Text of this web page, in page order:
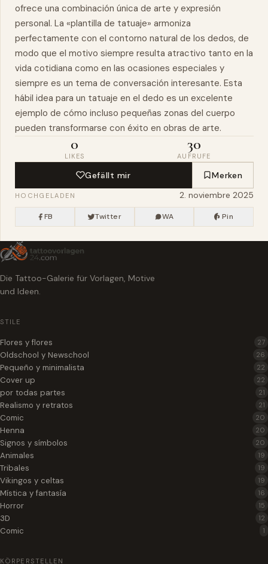
ofrece una combinación única de arte y expresión
personal. La «plantilla de tatuaje» armoniza
perfectamente con el contorno natural de los dedos, de
modo que el motivo siempre resulta atractivo tanto en la
vida cotidiana como en las ocasiones especiales y
siempre es un tema de conversación interesante. Esta
hábil idea para un tatuaje en el dedo es un excelente
ejemplo de cómo incluso pequeñas zonas del cuerpo
pueden transformarse con éxito en obras de arte.
0
LIKES
30
AUFRUFE
Gefällt mir Merken
HOCHGELADEN 2. noviembre 2025
FB Twitter WA Pin
Die Tattoo-Galerie für Vorlagen, Motive
und Ideen.
STILE
Flores y flores 27
Oldschool y Newschool 26
Pequeño y minimalista 22
Cover up 22
por todas partes 21
Realismo y retratos 21
Comic 20
Henna 20
Signos y símbolos 20
Animales 19
Tribales 19
Vikingos y celtas 19
Mística y fantasía 16
Horror 15
3D 12
Comic 1
KÖRPERSTELLEN